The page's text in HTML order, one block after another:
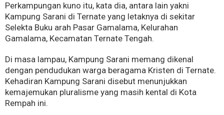
Perkampungan kuno itu, kata dia, antara lain yakni
Kampung Sarani di Ternate yang letaknya di sekitar
Selekta Buku arah Pasar Gamalama, Kelurahan
Gamalama, Kecamatan Ternate Tengah.
Di masa lampau, Kampung Sarani memang dikenal
dengan pendudukan warga beragama Kristen di Ternate.
Kehadiran Kampung Sarani disebut menunjukkan
kemajemukan pluralisme yang masih kental di Kota
Rempah ini.